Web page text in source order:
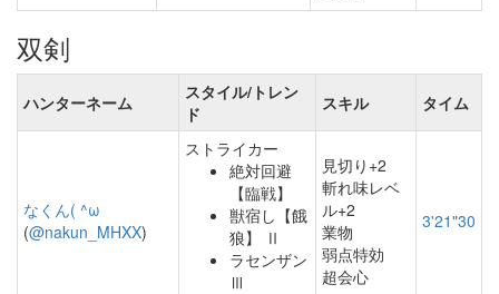
双剣
ハンターネーム
スタイル/トレン
ド
スキル タイム
なくん( ^ω
(@nakun_MHXX)
ストライカー
絶対回避
【臨戦】
獣宿し【餓
狼】 Ⅱ
ラセンザン
Ⅲ
見切り+2
斬れ味レベ
ル+2
業物
弱点特効
超会心
3'21"30